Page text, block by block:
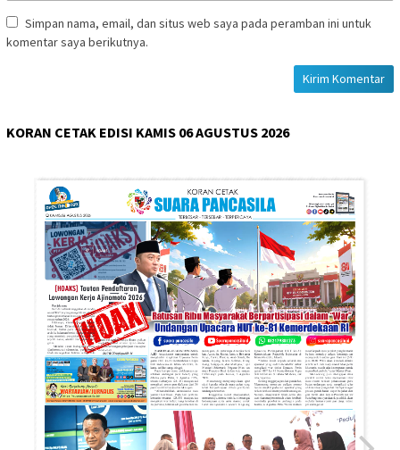
Simpan nama, email, dan situs web saya pada peramban ini untuk
komentar saya berikutnya.
KORAN CETAK EDISI KAMIS 06 AGUSTUS 2026